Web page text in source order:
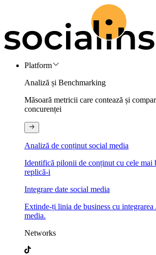
Platform
Analiză și Benchmarking
Măsoară metricii care contează și
concurenței
Analiză de conținut social media
Identifică pilonii de conținut cu cele mai
replică-i
Integrare date social media
Extinde-ți linia de business cu
media.
Networks